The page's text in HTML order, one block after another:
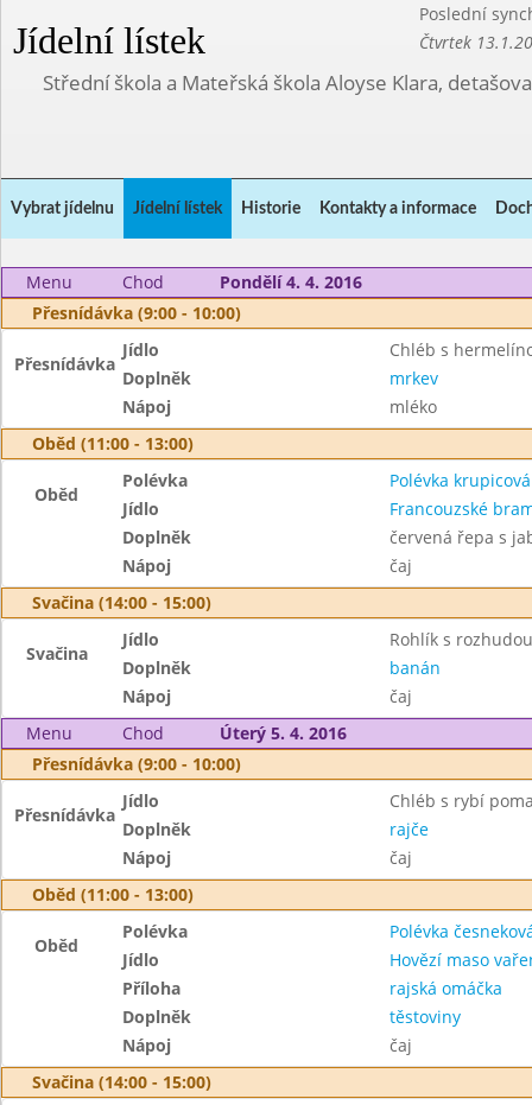
Jídelní lístek
Poslední
Čtvrtek
Střední škola a Mateřská škola Aloyse Klara,
Vybrat jídelnu Jídelní lístek Historie Kontakty a informace
Menu Chod
Pondělí 4. 4. 2016
Přesnídávka (9:00 - 10:00)
Přesnídávka
Jídlo
Chléb s
Doplněk
mrkev
Nápoj
mléko
Oběd (11:00 - 13:00)
Oběd
Polévka
Polévka
Jídlo
Francouzské
Doplněk
červená řepa s
Nápoj
čaj
Svačina (14:00 - 15:00)
Svačina
Jídlo
Rohlík s rozhudou
Doplněk
banán
Nápoj
čaj
Menu
Chod
Úterý 5. 4. 2016
Přesnídávka (9:00 - 10:00)
Přesnídávka
Jídlo
Chléb s rybí
Doplněk
rajče
Nápoj
čaj
Oběd (11:00 - 13:00)
Oběd
Polévka
Polévka
Jídlo
Hovězí maso
Příloha
rajská omáčka
Doplněk
těstoviny
Nápoj
čaj
Svačina (14:00 - 15:00)